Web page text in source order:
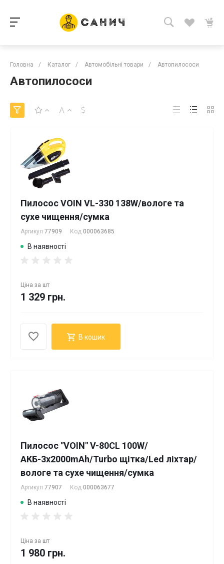
Головна / Каталог / Автомобільні товари / Автопилососи
Автопилососи
Пилосос VOIN VL-330 138W/вологе та
сухе чищення/сумка
Артикул 77909 Код 000063685
В наявності
Ціна за шт
1 329 грн.
В кошик
Пилосос "VOIN" V-80CL 100W/
АКБ-3х2000mAh/Turbo щітка/Led ліхтар/
вологе та сухе чищення/сумка
Артикул 77907 Код 000063677
В наявності
Ціна за шт
1 980 грн.